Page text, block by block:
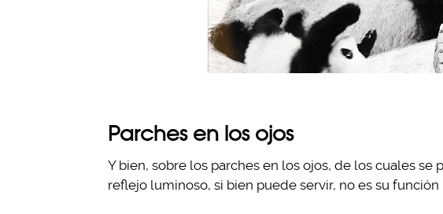
Parches en los ojos
Y bien, sobre los parches en los ojos, de los cuales
reflejo luminoso, si bien puede servir, no es su función